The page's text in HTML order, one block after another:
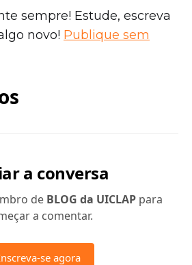
sempre! Estude, escreva
novo! Publique sem